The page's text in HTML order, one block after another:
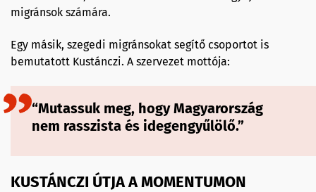
migránsok számára.
Egy másik, szegedi migránsokat segítő csoportot is
bemutatott Kustánczi. A szervezet mottója:
“Mutassuk meg, hogy Magyarország
nem rasszista és idegengyűlölő.”
KUSTÁNCZI ÚTJA A MOMENTUMON